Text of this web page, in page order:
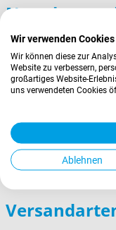
Newsletter
E-
Mail-
Adresse
Wir verwenden Cookies
Wir können diese zur
Website zu verbessern,
großartiges Website-
uns verwendeten Cookies
Ablehnen